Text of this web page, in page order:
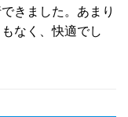
きました。あまり
なく、快適でし